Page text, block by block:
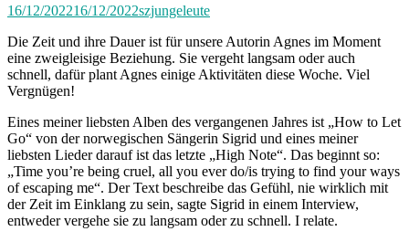
16/12/202216/12/2022szjungeleute
Die Zeit und ihre Dauer ist für unsere Autorin Agnes im Moment
eine zweigleisige Beziehung. Sie vergeht langsam oder auch
schnell, dafür plant Agnes einige Aktivitäten diese Woche. Viel
Vergnügen!
Eines meiner liebsten Alben des vergangenen Jahres ist „How to Let
Go“ von der norwegischen Sängerin Sigrid und eines meiner
liebsten Lieder darauf ist das letzte „High Note“. Das beginnt so:
„Time you’re being cruel, all you ever do/is trying to find your ways
of escaping me“. Der Text beschreibe das Gefühl, nie wirklich mit
der Zeit im Einklang zu sein, sagte Sigrid in einem Interview,
entweder vergehe sie zu langsam oder zu schnell. I relate.